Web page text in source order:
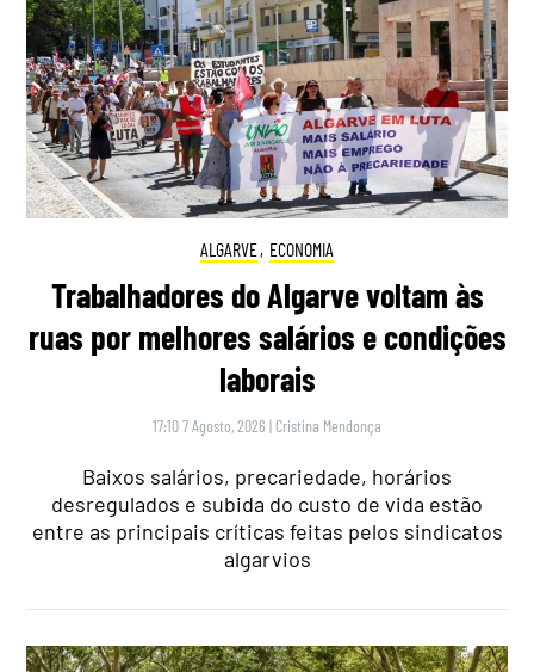
ALGARVE, ECONOMIA
Trabalhadores do Algarve voltam às
ruas por melhores salários e condições
laborais
17:10 7 Agosto, 2026 | Cristina Mendonça
Baixos salários, precariedade, horários
desregulados e subida do custo de vida estão
entre as principais críticas feitas pelos sindicatos
algarvios